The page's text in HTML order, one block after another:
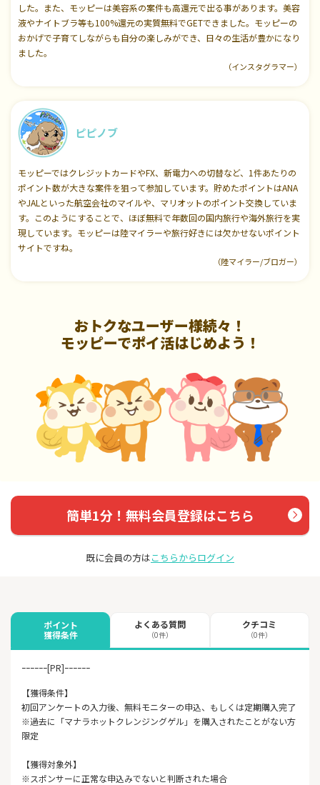
した。また、モッピーは美容系の案件も高還元で出る事があります。美容
液やナイトブラ等も100%還元の実質無料でGETできました。モッピーの
おかげで子育てしながらも自分の楽しみができ、日々の生活が豊かになり
ました。
（インスタグラマー）
ピピノブ
モッピーではクレジットカードやFX、新電力への切替など、1件あたりの
ポイント数が大きな案件を狙って参加しています。貯めたポイントはANA
やJALといった航空会社のマイルや、マリオットのポイント交換していま
す。このようにすることで、ほぼ無料で年数回の国内旅行や海外旅行を実
現しています。モッピーは陸マイラーや旅行好きには欠かせないポイント
サイトですね。
（陸マイラー/ブロガー）
おトクなユーザー様続々！
モッピーでポイ活はじめよう！
簡単1分！無料会員登録はこちら
既に会員の方はこちらからログイン
ポイント
獲得条件
よくある質問
（0件）
クチコミ
（0件）
ｰｰｰｰｰｰ[PR]ｰｰｰｰｰｰ
【獲得条件】
初回アンケートの入力後、無料モニターの申込、もしくは定期購入完了
※過去に「マナラホットクレンジングゲル」を購入されたことがない方
限定
【獲得対象外】
※スポンサーに正常な申込みでないと判断された場合